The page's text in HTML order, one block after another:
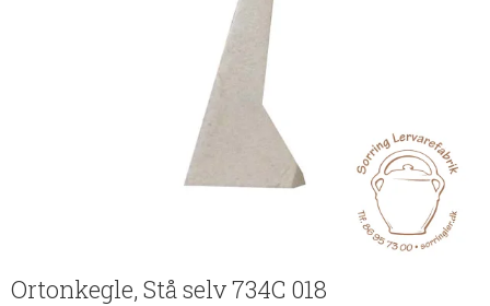
Ortonkegle, Stå selv 734C 018